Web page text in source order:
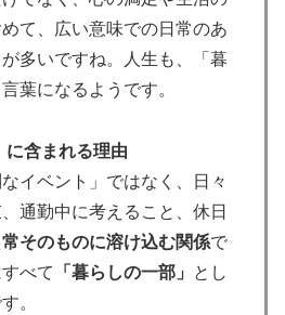
て、広い意味での日常のあ
多いですね。人生も、「暮
葉になるようです。
に含まれる理由
イベント」ではなく、日々
通勤中に考えること、休日
常そのものに溶け込む関係で
べて
「暮らしの一部」
とし
。